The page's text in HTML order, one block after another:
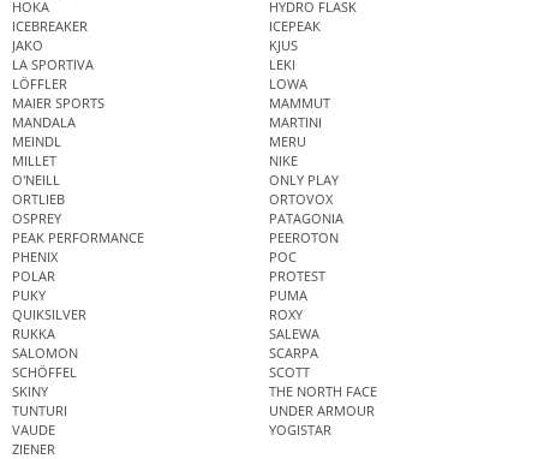
HOKA
HYDRO FLASK
ICEBREAKER
ICEPEAK
JAKO
KJUS
LA SPORTIVA
LEKI
LÖFFLER
LOWA
MAIER SPORTS
MAMMUT
MANDALA
MARTINI
MEINDL
MERU
MILLET
NIKE
O'NEILL
ONLY PLAY
ORTLIEB
ORTOVOX
OSPREY
PATAGONIA
PEAK PERFORMANCE
PEEROTON
PHENIX
POC
POLAR
PROTEST
PUKY
PUMA
QUIKSILVER
ROXY
RUKKA
SALEWA
SALOMON
SCARPA
SCHÖFFEL
SCOTT
SKINY
THE NORTH FACE
TUNTURI
UNDER ARMOUR
VAUDE
YOGISTAR
ZIENER